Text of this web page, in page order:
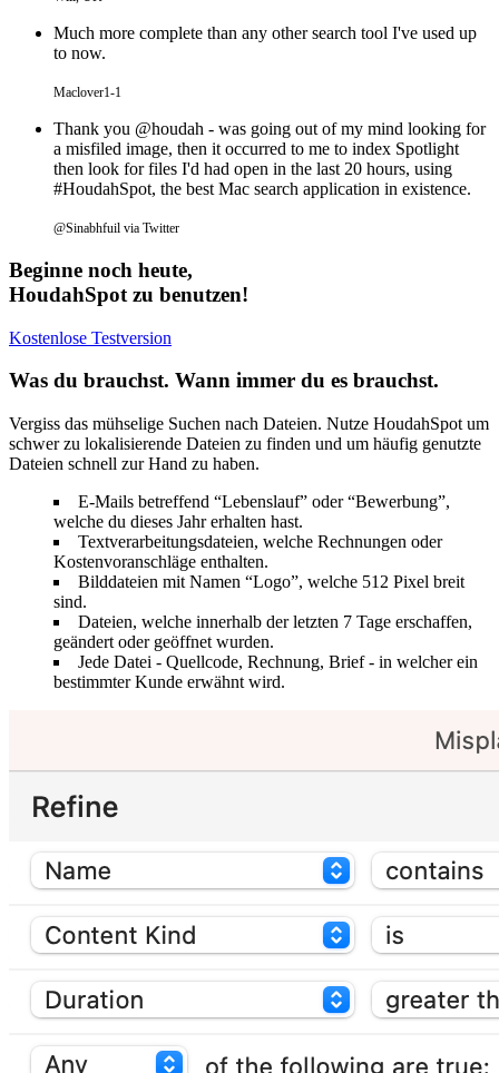
Much more complete than any other search tool I've used up
to now.
Maclover1-1
Thank you @houdah - was going out of my mind looking for
a misfiled image, then it occurred to me to index Spotlight
then look for files I'd had open in the last 20 hours, using
#HoudahSpot, the best Mac search application in existence.
@Sinabhfuil via Twitter
Beginne noch heute,
HoudahSpot zu benutzen!
Kostenlose Testversion
Was du brauchst. Wann immer du es brauchst.
Vergiss das mühselige Suchen nach Dateien. Nutze HoudahSpot um
schwer zu lokalisierende Dateien zu finden und um häufig genutzte
Dateien schnell zur Hand zu haben.
E-Mails betreffend “Lebenslauf” oder “Bewerbung”,
welche du dieses Jahr erhalten hast.
Textverarbeitungsdateien, welche Rechnungen oder
Kostenvoranschläge enthalten.
Bilddateien mit Namen “Logo”, welche 512 Pixel breit
sind.
Dateien, welche innerhalb der letzten 7 Tage erschaffen,
geändert oder geöffnet wurden.
Jede Datei - Quellcode, Rechnung, Brief - in welcher ein
bestimmter Kunde erwähnt wird.